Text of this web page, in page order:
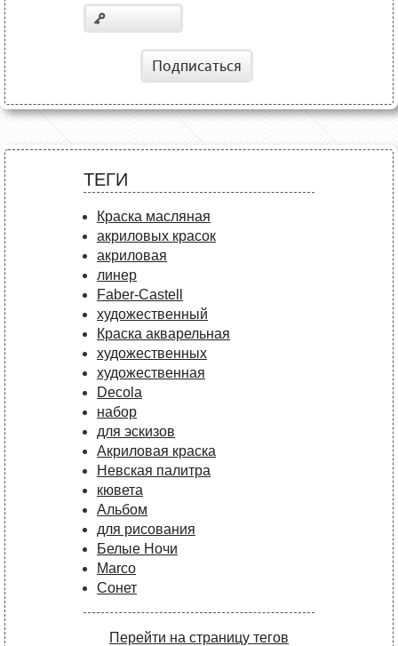
Подписаться
ТЕГИ
Краска масляная
акриловых красок
акриловая
линер
Faber-Castell
художественный
Краска акварельная
художественных
художественная
Decola
набор
для эскизов
Акриловая краска
Невская палитра
кювета
Альбом
для рисования
Белые Ночи
Marco
Сонет
Перейти на страницу тегов